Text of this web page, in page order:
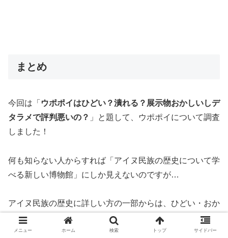
まとめ
今回は「 ウポポイはひどい？潰れる？展示物おかしいしデ
タラメで評判悪いの？ 」と題して、ウポポイについて調査
しました！
何も知らない人からすれば「アイヌ民族の歴史について学
べる新しい博物館」にしか見えないのですが…
アイヌ民族の歴史に詳しい方の一部からは、ひどい・おか
しい・デタラメという声もあがっているようです。
メニュー ホーム 検索 トップ サイドバー